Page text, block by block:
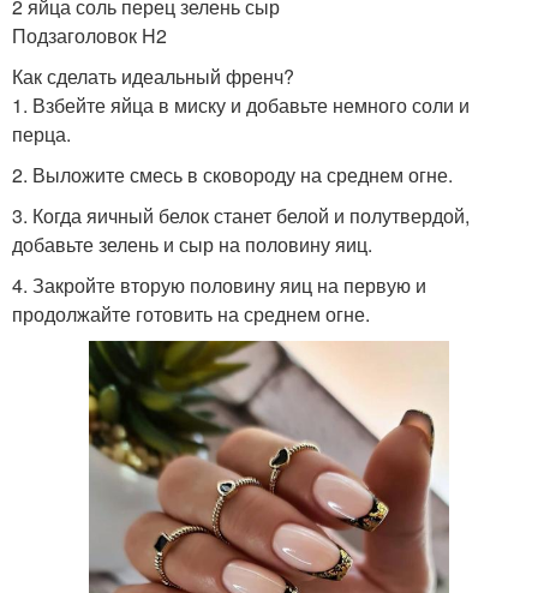
2 яйца соль перец зелень сыр
Подзаголовок H2
Как сделать идеальный френч?
1. Взбейте яйца в миску и добавьте немного соли и
перца.
2. Выложите смесь в сковороду на среднем огне.
3. Когда яичный белок станет белой и полутвердой,
добавьте зелень и сыр на половину яиц.
4. Закройте вторую половину яиц на первую и
продолжайте готовить на среднем огне.